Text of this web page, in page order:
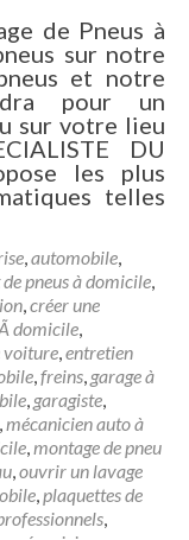
de Pneus à
sur notre
et notre
pour un
sur votre lieu
DU
les plus
telles
,automobile,
pneus à domicile,
,créer une
domicile,
voiture,entretien
,freins, garage à
, garagiste,
,mécanicien auto à
,montage de pneu
,ouvrir un lavage
,plaquettes de
,